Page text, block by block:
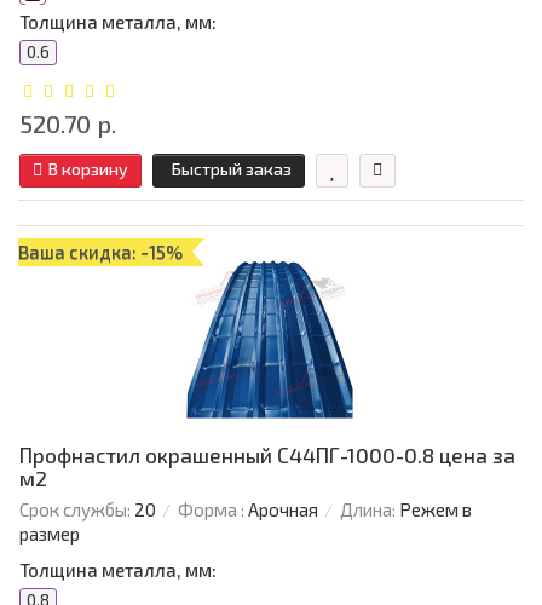
Толщина металла, мм:
0.6
520.70 р.
В корзину Быстрый заказ
Ваша скидка: -15%
Профнастил окрашенный С44ПГ-1000-0.8 цена за
м2
Срок службы: 20 Форма : Арочная Длина: Режем в
размер
Толщина металла, мм:
0.8